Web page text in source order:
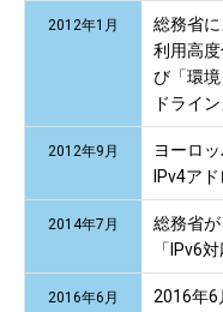
2012年1月
総務省
利用高
び「環
ドライ
2012年9月
ヨーロ
IPv4ア
2014年7月
総務省
「IPv6
2016年6月
2016年6